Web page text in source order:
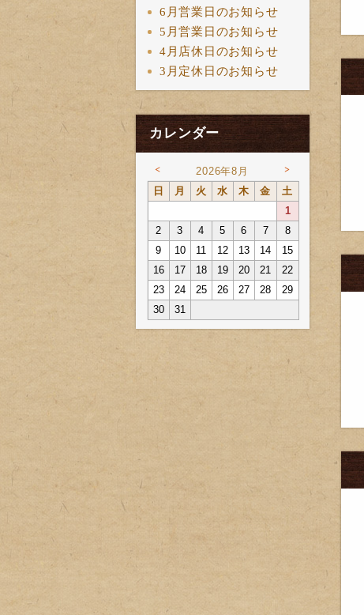
6月営業日のお知らせ
5月営業日のお知らせ
4月店休日のお知らせ
3月定休日のお知らせ
カレンダー
< 2026年8月 >
日 月 火 水 木 金
土
1
2
3 4 5 6 7
8
9
10 11 12 13 14
15
16
17 18 19 20 21
22
23
24 25 26 27 28
29
30
31